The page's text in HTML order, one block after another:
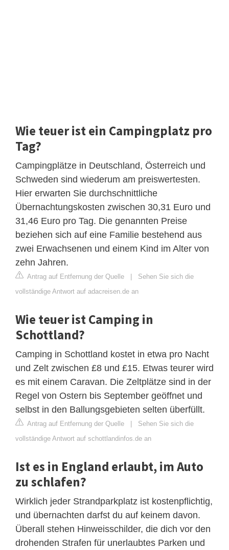
Wie teuer ist ein Campingplatz pro
Tag?
Campingplätze in Deutschland, Österreich und
Schweden sind wiederum am preiswertesten.
Hier erwarten Sie durchschnittliche
Übernachtungskosten zwischen 30,31 Euro und
31,46 Euro pro Tag. Die genannten Preise
beziehen sich auf eine Familie bestehend aus
zwei Erwachsenen und einem Kind im Alter von
zehn Jahren.
Antrag auf Entfernung der Quelle | Sehen Sie sich die
vollständige Antwort auf adacreisen.de an
Wie teuer ist Camping in
Schottland?
Camping in Schottland kostet in etwa pro Nacht
und Zelt zwischen £8 und £15. Etwas teurer wird
es mit einem Caravan. Die Zeltplätze sind in der
Regel von Ostern bis September geöffnet und
selbst in den Ballungsgebieten selten überfüllt.
Antrag auf Entfernung der Quelle | Sehen Sie sich die
vollständige Antwort auf schottlandinfos.de an
Ist es in England erlaubt, im Auto
zu schlafen?
Wirklich jeder Strandparkplatz ist kostenpflichtig,
und übernachten darfst du auf keinem davon.
Überall stehen Hinweisschilder, die dich vor den
drohenden Strafen für unerlaubtes Parken und